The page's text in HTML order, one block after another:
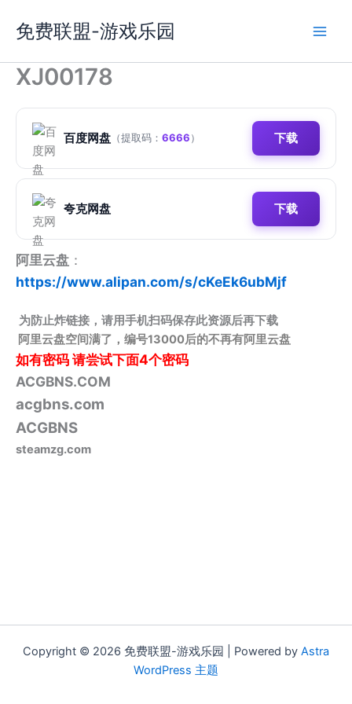
容
免费联盟-游戏乐园
XJ00178
百度网盘 （提取码： 6666） 下载
夸克网盘 下载
阿里云盘 ：
https://www.alipan.com/s/cKeEk6ubMjf
为防止炸链接，请用手机扫码保存此资源后再下载
阿里云盘空间满了，编号13000后的不再有阿里云盘
如有密码请尝试下面4个密码
ACGBNS.COM
acgbns.com
ACGBNS
steamzg.com
Copyright © 2026 免费联盟-游戏乐园 | Powered by Astra
WordPress 主题